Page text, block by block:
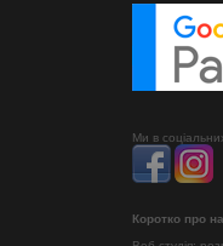
Ми в
Коротко про